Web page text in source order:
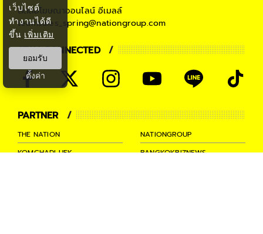
ติดต่อโฆษณาออนไลน์ อีเมลล์
teamsales_spring@nationgroup.com
STAY CONNECTED
PARTNER
THE NATION
NATIONGROUP
KOMCHADLUEK
BANGKOKBIZNEWS
เว็บไซต์
ทำงานได้ดี
ขึ้น เพิ่มเติม
ยอมรับ
ตั้งค่า